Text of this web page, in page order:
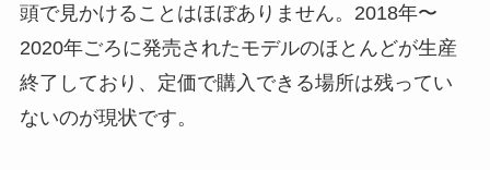
頭で見かけることはほぼありません。2018年〜
2020年ごろに発売されたモデルのほとんどが生産
終了しており、定価で購入できる場所は残ってい
ないのが現状です。